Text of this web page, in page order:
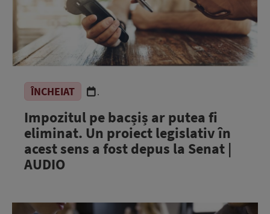
ÎNCHEIAT .
Impozitul pe bacșiș ar putea fi
eliminat. Un proiect legislativ în
acest sens a fost depus la Senat |
AUDIO